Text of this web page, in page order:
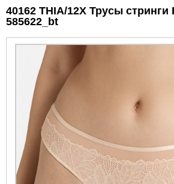
40162 THIA/12X Трусы стринги
585622_bt